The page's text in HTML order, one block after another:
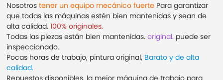
Nosotrostener un equipo mecánico fuerte Para garantizar
que todas las máquinas estén bien mantenidas y sean de
alta calidad.100% originales.
Todas las piezas están bien mantenidas. original. puede ser
inspeccionado.
Pocas horas de trabajo, pintura original, Barato y de alta
calidad.